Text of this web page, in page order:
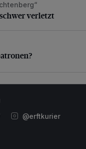
verletzt
verletzt
@erftkurier